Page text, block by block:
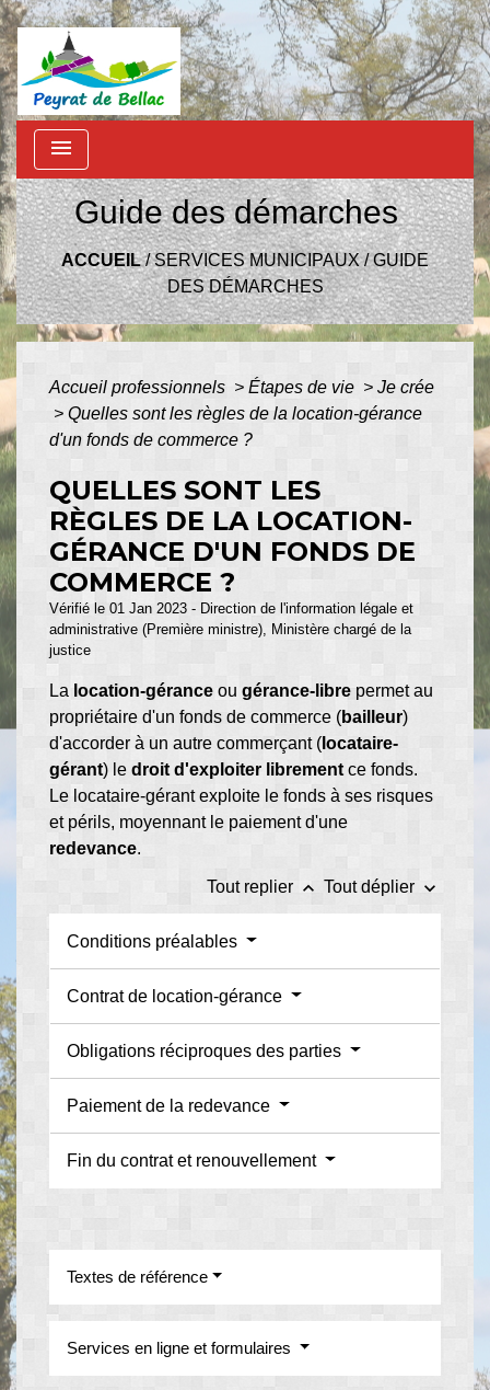
menu
Guide des démarches
ACCUEIL/SERVICES MUNICIPAUX/GUIDE
DES DÉMARCHES
Accueil professionnels > Étapes de vie > Je crée
> Quelles sont les règles de la location-gérance
d'un fonds de commerce ?
QUELLES SONT LES
RÈGLES DE LA LOCATION-
GÉRANCE D'UN FONDS DE
COMMERCE ?
Vérifié le 01 Jan 2023 - Direction de l'information légale et
administrative (Première ministre), Ministère chargé de la
justice
La location-gérance ou gérance-libre permet au
propriétaire d'un fonds de commerce (bailleur)
d'accorder à un autre commerçant ( locataire-
gérant) le droit d'exploiter librement ce fonds.
Le locataire-gérant exploite le fonds à ses risques
et périls, moyennant le paiement d'une
redevance.
Tout replier keyboard_arrow_up Tout déplier keyboard_arrow_down
Conditions préalables
Contrat de location-gérance
Obligations réciproques des parties
Paiement de la redevance
Fin du contrat et renouvellement
Textes de référence
Services en ligne et formulaires